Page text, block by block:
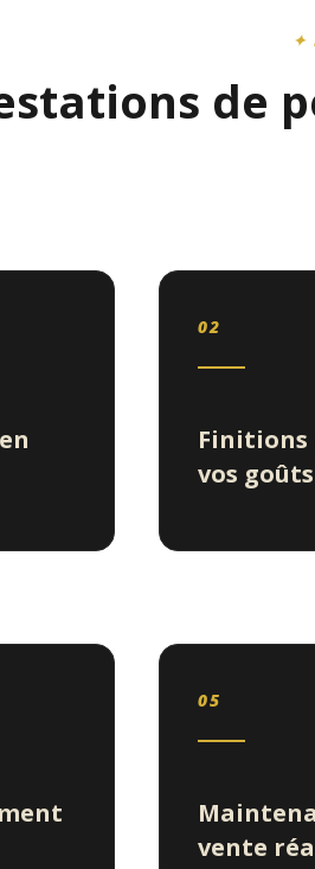
✦
de
02
Finitions
vos goûts
05
vente